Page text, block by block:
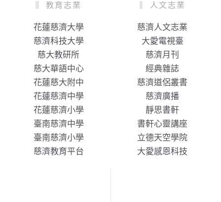
教育志業
花蓮慈濟大學
慈濟科技大學
慈大教研所
慈大華語中心
花蓮慈大附中
花蓮慈濟中學
花蓮慈濟小學
臺南慈濟中學
臺南慈濟小學
慈濟教育平台
人文志業
慈濟人文志業
大愛電視臺
慈濟月刊
經典雜誌
慈濟道侶叢書
慈濟廣播
靜思書軒
書軒心靈講座
立德天空學院
大愛感恩科技